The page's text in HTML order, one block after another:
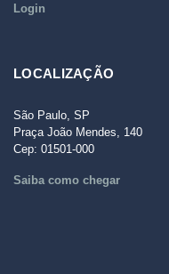
Login
LOCALIZAÇÃO
São Paulo, SP
Praça João Mendes, 140
Cep: 01501-000
Saiba como chegar